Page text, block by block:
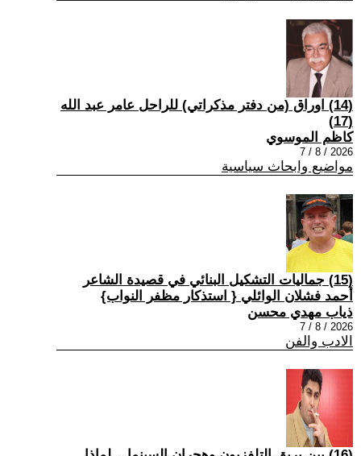
(14) اوراق (من دفتر مذكراتي) للراحل عامر عبد الله
(17)
كاظم الموسوي
2026 / 8 / 7
مواضيع وابحاث سياسية
(15) جماليات التشكيل البنائي في قصيدة الشاعر
أحمد فشلان الوائلي { استذكار مظفر النواب}
ذياب مهدي محسن
2026 / 8 / 7
الادب والفن